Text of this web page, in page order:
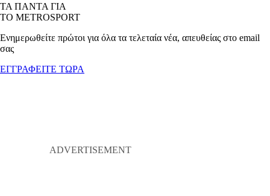
ΤΑ ΠΑΝΤΑ ΓΙΑ
ΤΟ METROSPORT
Ενημερωθείτε πρώτοι για όλα τα τελεταία νέα, απευθείας στο email
σας
ΕΓΓΡΑΦΕΙΤΕ ΤΩΡΑ